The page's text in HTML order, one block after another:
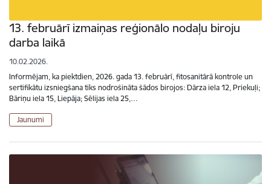
13. februārī izmaiņas reģionālo nodaļu biroju
darba laikā
10.02.2026.
Informējam, ka piektdien, 2026. gada 13. februārī, fitosanitārā kontrole un
sertifikātu izsniegšana tiks nodrošināta šādos birojos: Dārza iela 12, Priekuļi;
Bāriņu iela 15, Liepāja; Sēlijas iela 25,…
Jaunumi